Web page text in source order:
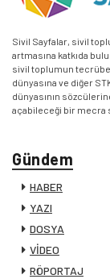
Sivil Sayfalar, sivil
artmasına katkıda
sivil toplumun
dünyasına ve diğer
dünyasının
açabileceği bir mecra
Gündem
HABER
YAZI
DOSYA
VİDEO
RÖPORTAJ